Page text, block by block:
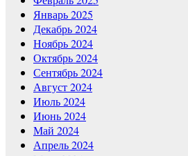
Январь 2025
Декабрь 2024
Ноябрь 2024
Октябрь 2024
Сентябрь 2024
Август 2024
Июль 2024
Июнь 2024
Май 2024
Апрель 2024